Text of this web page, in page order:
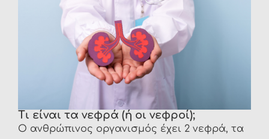
Τι είναι τα νεφρά (ή οι νεφροί);
Ο ανθρώπινος οργανισμός έχει 2 νεφρά, τα